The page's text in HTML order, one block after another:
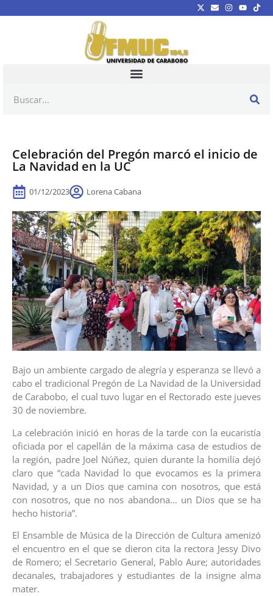
Celebración del Pregón marcó el inicio de
La Navidad en la UC
01/12/2023 Lorena Cabana
Bajo un ambiente cargado de alegría y esperanza se llevó a
cabo el tradicional Pregón de La Navidad de la Universidad
de Carabobo, el cual tuvo lugar en el Rectorado este jueves
30 de noviembre.
La celebración inició en horas de la tarde con la eucaristía
oficiada por el capellán de la máxima casa de estudios de
la región, padre Joel Núñez, quien durante la homilía dejó
claro que “cada Navidad lo que evocamos es la primera
Navidad, y a un Dios que camina con nosotros, que está
con nosotros, que no nos abandona… un Dios que se ha
hecho historia”.
El Ensamble de Música de la Dirección de Cultura amenizó
el encuentro en el que se dieron cita la rectora Jessy Divo
de Romero; el Secretario General, Pablo Aure; autoridades
decanales, trabajadores y estudiantes de la insigne alma
mater.